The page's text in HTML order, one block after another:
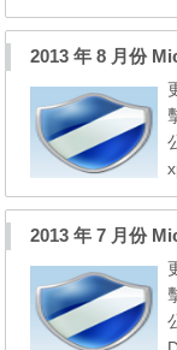
2013 年 8 月份
2013 年 7 月份